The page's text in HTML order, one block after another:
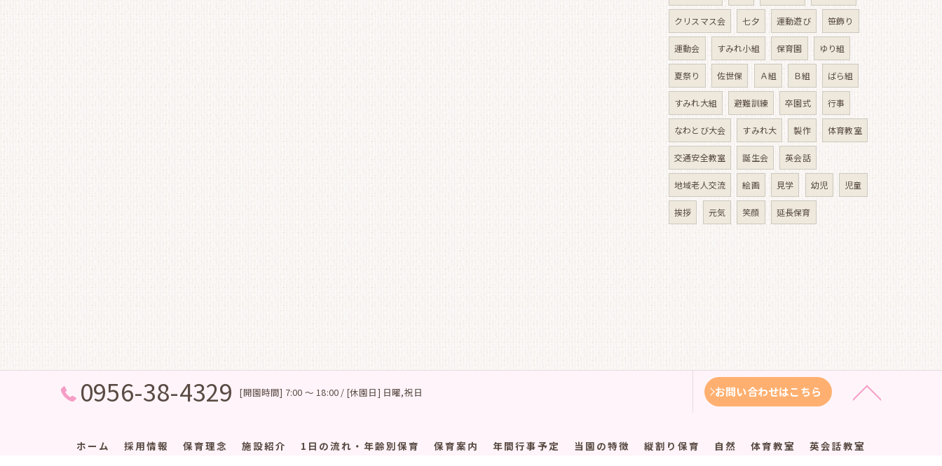
クリスマス会 七夕 運動遊び 笹飾り
運動会 すみれ小組 保育園 ゆり組
夏祭り 佐世保 Ａ組 Ｂ組 ばら組
すみれ大組 避難訓練 卒園式 行事
なわとび大会 すみれ大 製作 体育教室
交通安全教室 誕生会 英会話
地域老人交流 絵画 見学 幼児 児童
挨拶 元気 笑顔 延長保育
0956-38-4329 [開園時間] 7:00 ～ 18:00 / [休園日] 日曜,祝日 お問い合わせはこちら
ホーム 採用情報 保育理念 施設紹介 1日の流れ・年齢別保育 保育案内 年間行事予定 当園の特徴 縦割り保育 自然 体育教室
英会話教室